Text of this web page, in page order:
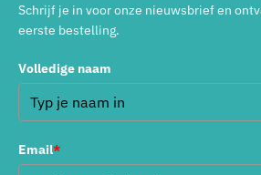
Schrijf je in voor onze nieuwsbrief en
eerste bestelling.
Volledige naam
Email*